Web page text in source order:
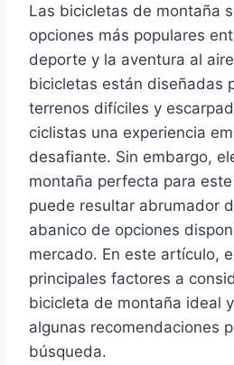
Las bicicletas de montaña
opciones más populares
deporte y la aventura al
bicicletas están diseñadas
terrenos difíciles y
ciclistas una experiencia
desafiante. Sin embargo,
montaña perfecta para
puede resultar abrumador
abanico de opciones
mercado. En este artículo,
principales factores a
bicicleta de montaña ideal
algunas recomendaciones
búsqueda.